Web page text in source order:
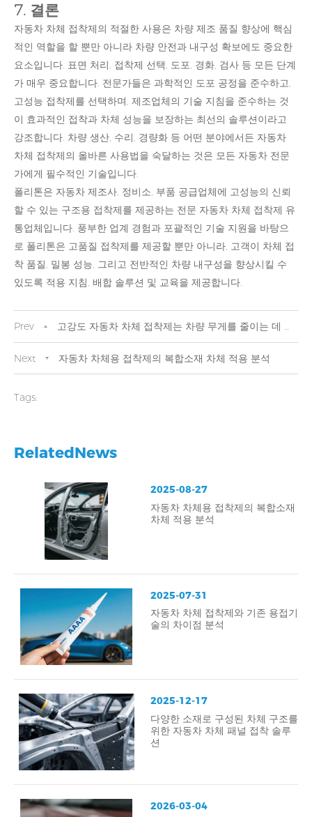
7. 결론
자동차 차체 접착제의 적절한 사용은 차량 제조 품질 향상에 핵심
적인 역할을 할 뿐만 아니라 차량 안전과 내구성 확보에도 중요한
요소입니다. 표면 처리, 접착제 선택, 도포, 경화, 검사 등 모든 단계
가 매우 중요합니다. 전문가들은 과학적인 도포 공정을 준수하고,
고성능 접착제를 선택하며, 제조업체의 기술 지침을 준수하는 것
이 효과적인 접착과 차체 성능을 보장하는 최선의 솔루션이라고
강조합니다. 차량 생산, 수리, 경량화 등 어떤 분야에서든 자동차
차체 접착제의 올바른 사용법을 숙달하는 것은 모든 자동차 전문
가에게 필수적인 기술입니다.
폴리톤은 자동차 제조사, 정비소, 부품 공급업체에 고성능의 신뢰
할 수 있는 구조용 접착제를 제공하는 전문 자동차 차체 접착제 유
통업체입니다. 풍부한 업계 경험과 포괄적인 기술 지원을 바탕으
로 폴리톤은 고품질 접착제를 제공할 뿐만 아니라, 고객이 차체 접
착 품질, 밀봉 성능, 그리고 전반적인 차량 내구성을 향상시킬 수
있도록 적용 지침, 배합 솔루션 및 교육을 제공합니다.
Prev 고강도 자동차 차체 접착제는 차량 무게를 줄이는 데 도
움이 됩니다.
Next 자동차 차체용 접착제의 복합소재 차체 적용 분석
Tags:
RelatedNews
2025-08-27
자동차 차체용 접착제의 복합소재
차체 적용 분석
2025-07-31
자동차 차체 접착제와 기존 용접기
술의 차이점 분석
2025-12-17
다양한 소재로 구성된 차체 구조를
위한 자동차 차체 패널 접착 솔루
션
2026-03-04